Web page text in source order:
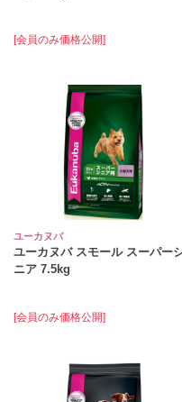
[会員のみ価格公開]
ユーカヌバ
ユーカヌバ スモール スーパー
ニア 7.5kg
[会員のみ価格公開]